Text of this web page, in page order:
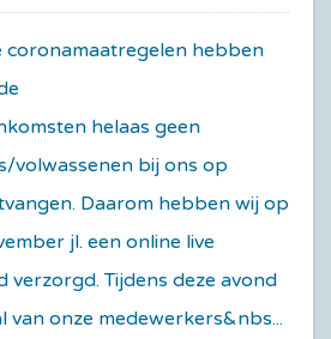
coronamaatregelen hebben
helaas geen
volwassenen bij ons op
Daarom hebben wij op
jl. een online live
verzorgd. Tijdens deze avond
van onze medewerkers&nbs...